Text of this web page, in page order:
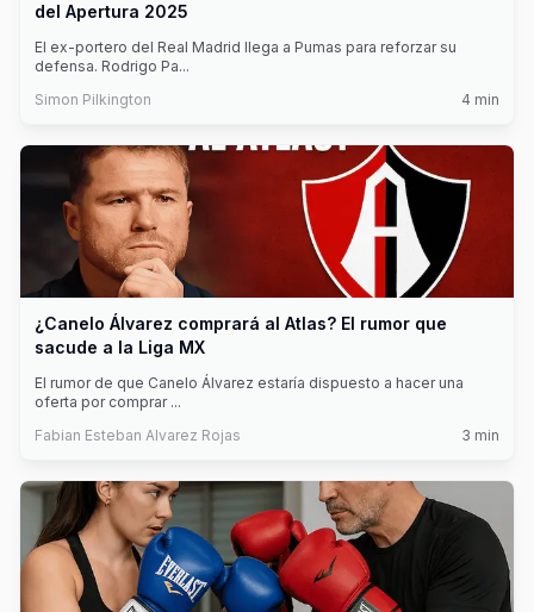
del Apertura 2025
El ex-portero del Real Madrid llega a Pumas para reforzar su
defensa. Rodrigo Pa...
Simon Pilkington
4 min
¿Canelo Álvarez comprará al Atlas? El rumor que
sacude a la Liga MX
El rumor de que Canelo Álvarez estaría dispuesto a hacer una
oferta por comprar ...
Fabian Esteban Alvarez Rojas
3 min